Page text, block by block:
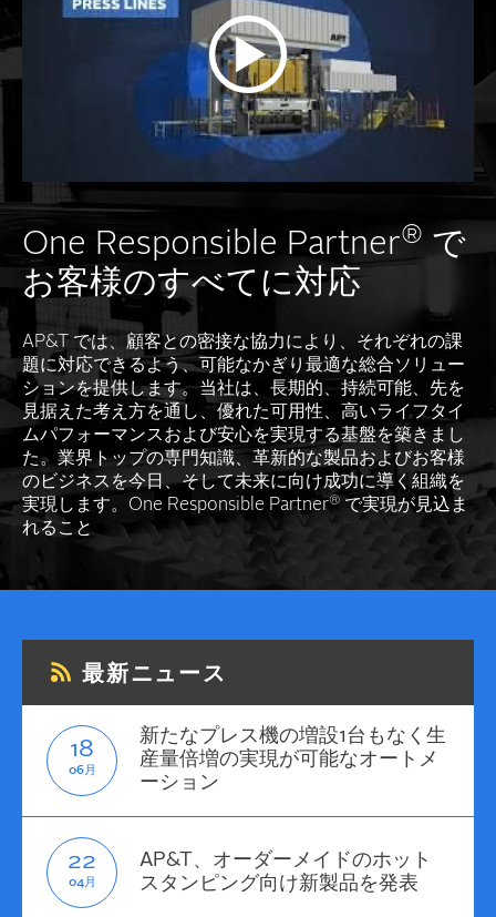
One Responsible Partner® で
お客様のすべてに対応
AP&T では、顧客との密接な協力により、それぞれの課
題に対応できるよう、可能なかぎり最適な総合ソリュー
ションを提供します。当社は、長期的、持続可能、先を
見据えた考え方を通し、優れた可用性、高いライフタイ
ムパフォーマンスおよび安心を実現する基盤を築きまし
た。業界トップの専門知識、革新的な製品およびお客様
のビジネスを今日、そして未来に向け成功に導く組織を
実現します。One Responsible Partner® で実現が見込ま
れること
最新ニュース
18
06月
新たなプレス機の増設1台もなく生
産量倍増の実現が可能なオートメ
ーション
22
04月
AP&T、オーダーメイドのホット
スタンピング向け新製品を発表